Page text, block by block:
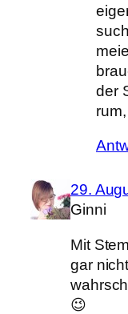
der
29.
Ginni
Mit
gar
😉